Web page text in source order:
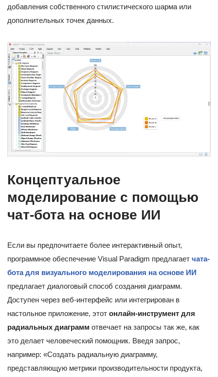
добавления собственного стилистического шарма или
дополнительных точек данных.
Концептуальное
моделирование с помощью
чат-бота на основе ИИ
Если вы предпочитаете более интерактивный опыт,
программное обеспечение Visual Paradigm предлагает чата-
бота для визуального моделирования на основе ИИ
предлагает диалоговый способ создания диаграмм.
Доступен через веб-интерфейс или интегрирован в
настольное приложение, этот онлайн-инструмент для
радиальных диаграмм отвечает на запросы так же, как
это делает человеческий помощник. Введя запрос,
например: «Создать радиальную диаграмму,
представляющую метрики производительности продукта,